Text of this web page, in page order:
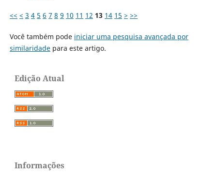
<< < 3 4 5 6 7 8 9 10 11 12 13 14 15 > >>
Você também pode iniciar uma pesquisa avançada por
similaridadepara este artigo.
Edição Atual
Informações